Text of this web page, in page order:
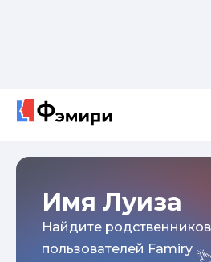
Имя Луиза
Найдите
пользователей Famiry